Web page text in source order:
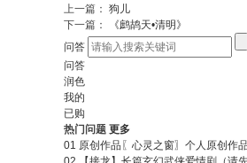
上一篇： 狗儿
下一篇：
《鹧鸪天•清明》
问答
问答
润色
我的
已购
热门问题 更多
01 原创作品〖心灵之窗〗个人原创作